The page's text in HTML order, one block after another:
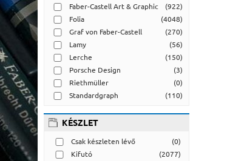
Faber-Castell Art & Graphic
(922)
Folia
(4048)
Graf von Faber-Castell
(270)
Lamy
(56)
Lerche
(150)
Porsche Design
(3)
Riethmüller
(0)
Standardgraph
(110)
KÉSZLET
Csak készleten lévő
(0)
Kifutó
(2077)